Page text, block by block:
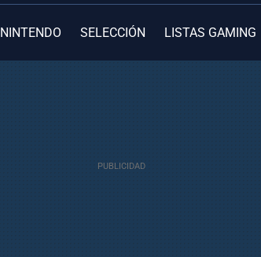
NINTENDO SELECCIÓN LISTAS GAMING